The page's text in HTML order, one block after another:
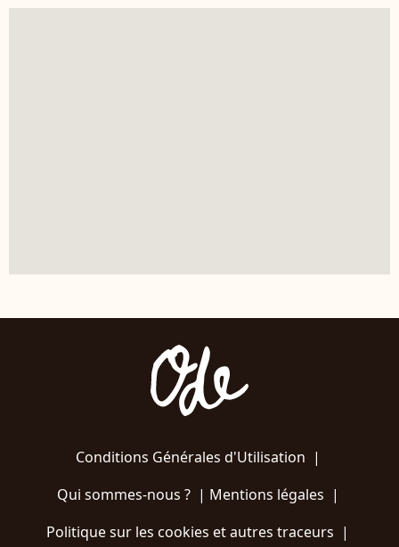
Conditions Générales d'Utilisation |
Qui sommes-nous ?| Mentions légales |
Politique sur les cookies et autres traceurs |